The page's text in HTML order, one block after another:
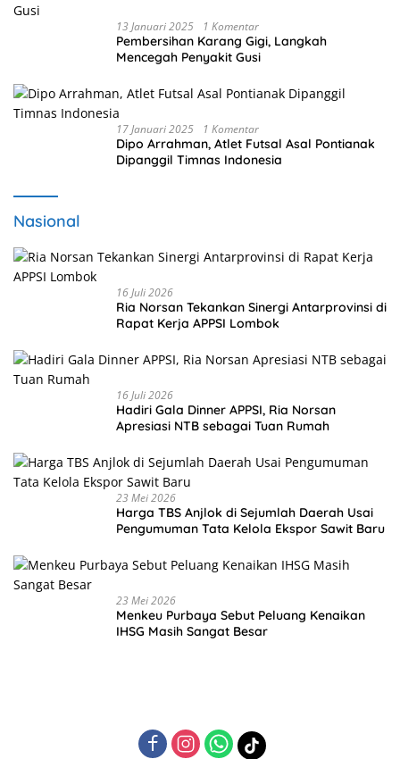
13 Januari 2025 1 Komentar
Pembersihan Karang Gigi, Langkah
Mencegah Penyakit Gusi
17 Januari 2025 1 Komentar
Dipo Arrahman, Atlet Futsal Asal Pontianak
Dipanggil Timnas Indonesia
Nasional
16 Juli 2026
Ria Norsan Tekankan Sinergi Antarprovinsi di
Rapat Kerja APPSI Lombok
16 Juli 2026
Hadiri Gala Dinner APPSI, Ria Norsan
Apresiasi NTB sebagai Tuan Rumah
23 Mei 2026
Harga TBS Anjlok di Sejumlah Daerah Usai
Pengumuman Tata Kelola Ekspor Sawit Baru
23 Mei 2026
Menkeu Purbaya Sebut Peluang Kenaikan
IHSG Masih Sangat Besar